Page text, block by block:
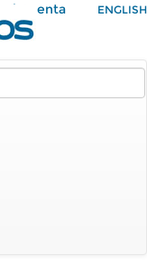
Mi Cuenta ENGLISH